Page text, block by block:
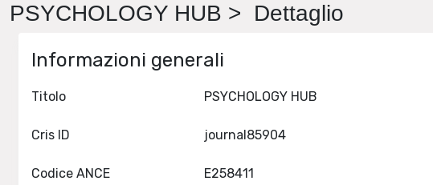
PSYCHOLOGY HUB > Dettaglio
Informazioni generali
Titolo
Cris ID
Codice ANCE